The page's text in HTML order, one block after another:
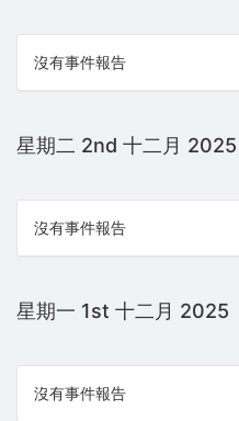
沒有事件報告
星期二 2nd 十二月 2025
沒有事件報告
星期一 1st 十二月 2025
沒有事件報告